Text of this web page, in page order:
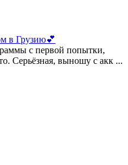
в Грузию💕
с первой попытки,
Серьёзная, выношу с акк ...